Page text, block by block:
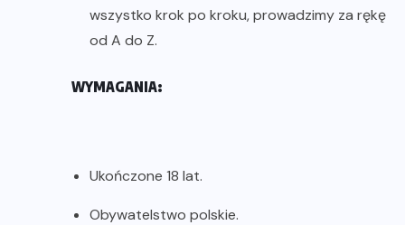
wszystko krok po kroku, prowadzimy za rękę
od A do Z.
WYMAGANIA:
Ukończone 18 lat.
Obywatelstwo polskie.